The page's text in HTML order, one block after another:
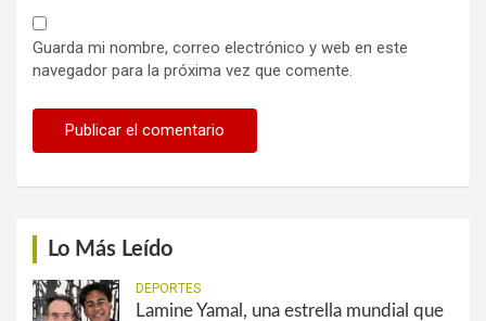
Guarda mi nombre, correo electrónico y web en este
navegador para la próxima vez que comente.
Lo Más Leído
DEPORTES
Lamine Yamal, una estrella mundial que